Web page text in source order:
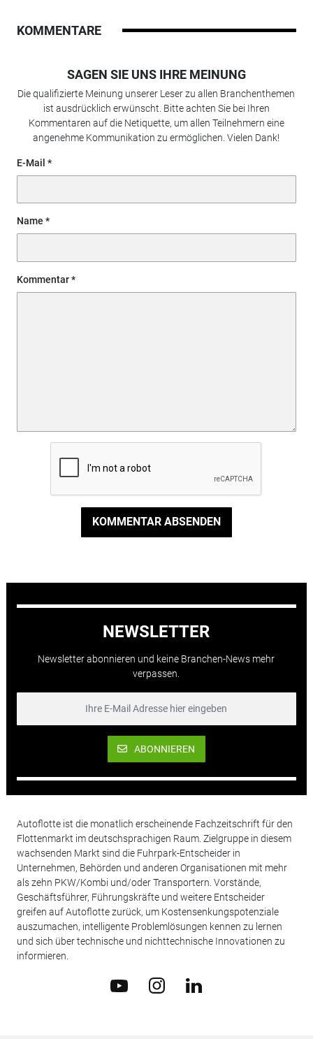
KOMMENTARE
SAGEN SIE UNS IHRE MEINUNG
Die qualifizierte Meinung unserer Leser zu allen Branchenthemen
ist ausdrücklich erwünscht. Bitte achten Sie bei Ihren
Kommentaren auf die Netiquette, um allen Teilnehmern eine
angenehme Kommunikation zu ermöglichen. Vielen Dank!
E-Mail
Name
Kommentar
KOMMENTAR ABSENDEN
NEWSLETTER
Newsletter abonnieren und keine Branchen-News mehr
verpassen.
ABONNIEREN
Autoflotte ist die monatlich erscheinende Fachzeitschrift für den
Flottenmarkt im deutschsprachigen Raum. Zielgruppe in diesem
wachsenden Markt sind die Fuhrpark-Entscheider in
Unternehmen, Behörden und anderen Organisationen mit mehr
als zehn PKW/Kombi und/oder Transportern. Vorstände,
Geschäftsführer, Führungskräfte und weitere Entscheider
greifen auf Autoflotte zurück, um Kostensenkungspotenziale
auszumachen, intelligente Problemlösungen kennen zu lernen
und sich über technische und nichttechnische Innovationen zu
informieren.